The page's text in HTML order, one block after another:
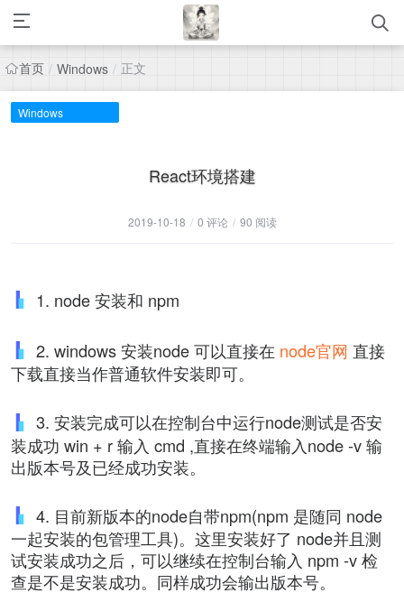
首页 / Windows / 正文
Windows
React环境搭建
2019-10-18 / 0 评论 / 90 阅读
1. node 安装和 npm
2. windows 安装node 可以直接在 node官网 直接
下载直接当作普通软件安装即可。
3. 安装完成可以在控制台中运行node测试是否安
装成功 win + r 输入 cmd ,直接在终端输入node -v 输
出版本号及已经成功安装。
4. 目前新版本的node自带npm(npm 是随同 node
一起安装的包管理工具)。这里安装好了 node并且测
试安装成功之后，可以继续在控制台输入 npm -v 检
查是不是安装成功。同样成功会输出版本号。